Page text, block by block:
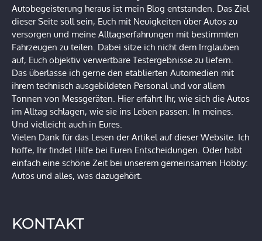
Autobegeisterung heraus ist mein Blog entstanden. Das Ziel
dieser Seite soll sein, Euch mit Neuigkeiten über Autos zu
versorgen und meine Alltagserfahrungen mit bestimmten
Fahrzeugen zu teilen. Dabei sitze ich nicht dem Irrglauben
auf, Euch objektiv verwertbare Testergebnisse zu liefern.
Das überlasse ich gerne den etablierten Automedien mit
ihrem technisch ausgebildeten Personal und vor allem
Tonnen von Messgeräten. Hier erfahrt Ihr, wie sich die Autos
im Alltag schlagen, wie sie ins Leben passen. In meines.
Und vielleicht auch in Eures.
Vielen Dank für das Lesen der Artikel auf dieser Website. Ich
hoffe, Ihr findet Hilfe bei Euren Entscheidungen. Oder habt
einfach eine schöne Zeit bei unserem gemeinsamen Hobby:
Autos und alles, was dazugehört.
KONTAKT